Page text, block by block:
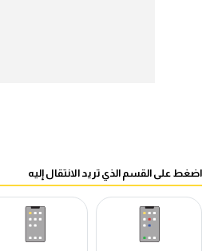
اضغط على القسم الذي تريد الانتقال إليه